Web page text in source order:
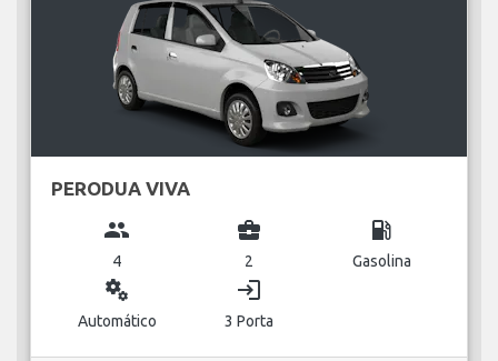
PERODUA VIVA
group
4
business_center
2
local_gas_station
Gasolina
miscellaneous_services
Automático
login
3 Porta